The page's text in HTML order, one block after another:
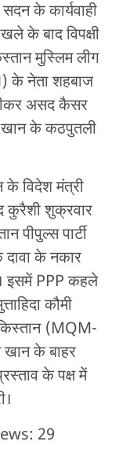
के कार्यवाही
के बाद विपक्षी
मुस्लिम लीग
के नेता शहबाज
असद कैसर
खान के कठपुतली
के विदेश मंत्री
कुरैशी शुक्रवार
पीपुल्स पार्टी
के नकार
इसमें PPP कहले
कौमी
(MQM-
खान के बाहर
के पक्ष में
29